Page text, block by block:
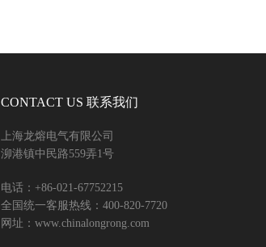
CONTACT US 联系我们
上海龙熔电气有限公司
泖港镇中民路559弄1号
电话：+86-021-67752215
全国统一客服热线：400-820-7720
网址：www.chinalongrong.com